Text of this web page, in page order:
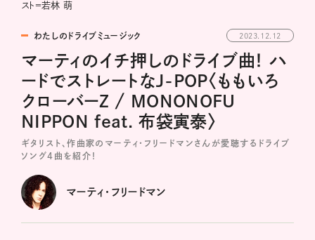
スト＝若林 萌
わたしのドライブミュージック 2023.12.12
マーティのイチ押しのドライブ曲！ ハ
ードでストレートなJ-POP〈ももいろ
クローバーZ / MONONOFU
NIPPON feat. 布袋寅泰〉
ギタリスト、作曲家のマーティ・フリードマンさんが愛聴するドライブ
ソング4曲を紹介！
マーティ・フリードマン